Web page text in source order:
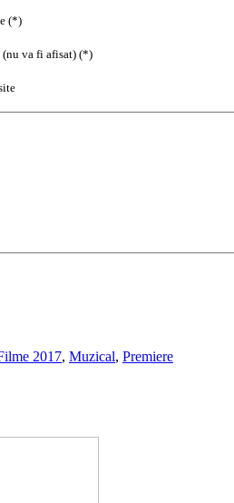
(*)
va fi afisat) (*)
2017, Muzical, Premiere